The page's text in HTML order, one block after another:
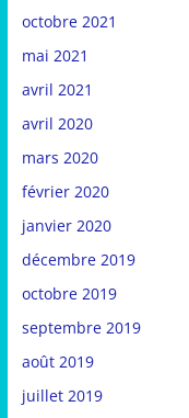
octobre 2021
mai 2021
avril 2021
avril 2020
mars 2020
février 2020
janvier 2020
décembre 2019
octobre 2019
septembre 2019
août 2019
juillet 2019